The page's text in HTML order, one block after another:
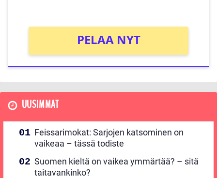
PELAA NYT
UUSIMMAT
Feissarimokat: Sarjojen katsominen on
vaikeaa – tässä todiste
Suomen kieltä on vaikea ymmärtää? – sitä
taitavankinko?